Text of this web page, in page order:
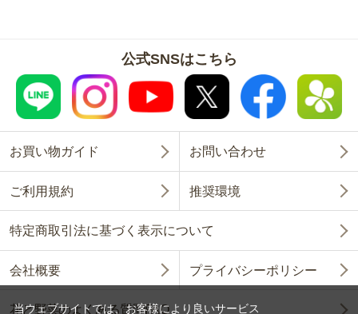
公式SNSはこちら
お買い物ガイド お問い合わせ
ご利用規約 推奨環境
特定商取引法に基づく表示について
会社概要 プライバシーポリシー
花と野菜のよくある質問FAQ
当ウェブサイトでは、お客様により良いサービス